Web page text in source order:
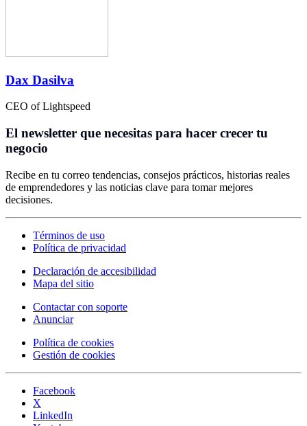
Dax Dasilva
CEO of Lightspeed
El newsletter que necesitas para hacer crecer tu
negocio
Recibe en tu correo tendencias, consejos prácticos, historias reales
de emprendedores y las noticias clave para tomar mejores
decisiones.
Términos de uso
Política de privacidad
Declaración de accesibilidad
Mapa del sitio
Contactar con soporte
Anunciar
Política de cookies
Gestión de cookies
Facebook
X
LinkedIn